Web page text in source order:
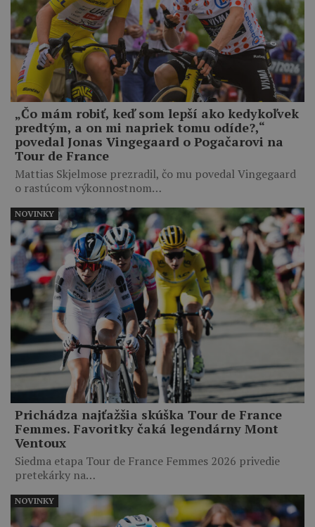
„Čo mám robiť, keď som lepší ako kedykoľvek
predtým, a on mi napriek tomu odíde?,“
povedal Jonas Vingegaard o Pogačarovi na
Tour de France
Mattias Skjelmose prezradil, čo mu povedal Vingegaard
o rastúcom výkonnostnom…
Prichádza najťažšia skúška Tour de France
Femmes. Favoritky čaká legendárny Mont
Ventoux
Siedma etapa Tour de France Femmes 2026 privedie
pretekárky na…
NOVINKY
NOVINKY